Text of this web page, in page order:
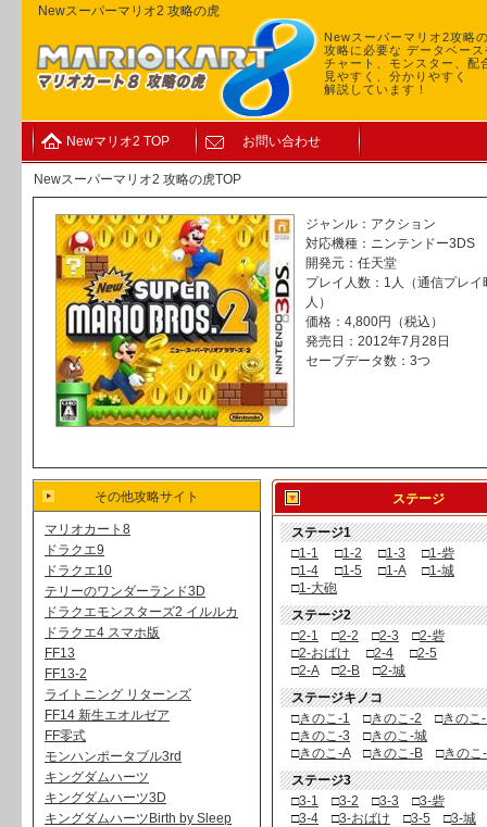
Newスーパーマリオ2 攻略の虎
Newスーパーマリオ2攻略
攻略に必要な データベース
チャート、モンスター、配
見やすく、分かりやすく
解説しています！
Newスーパーマリオ2 攻略の虎TOP
ジャンル：アクション
対応機種：ニンテンドー3DS
開発元：任天堂
プレイ人数：1人（通信プレイ
人）
価格：4,800円（税込）
発売日：2012年7月28日
セーブデータ数：3つ
その他攻略サイト
マリオカート8
ドラクエ9
ドラクエ10
テリーのワンダーランド3D
ドラクエモンスターズ2 イルルカ
ドラクエ4 スマホ版
FF13
FF13-2
ライトニング リターンズ
FF14 新生エオルゼア
FF零式
モンハンポータブル3rd
キングダムハーツ
キングダムハーツ3D
キングダムハーツBirth by Sleep
ステージ
ステージ1
□1-1 □1-2 □1-3 □1-砦
□1-4 □1-5 □1-A□1-城
□1-大砲
ステージ2
□2-1 □2-2 □2-3 □2-砦
□2-おばけ □2-4 □2-5
□2-A□2-B □2-城
ステージキノコ
□きのこ-1 □きのこ-2 □きのこ
□きのこ-3 □きのこ-城
□きのこ-A□きのこ-B □きのこ
ステージ3
□3-1 □3-2 □3-3 □3-砦
□3-4 □3-おばけ □3-5 □3-城
Newマリオ2 TOP お問い合わせ